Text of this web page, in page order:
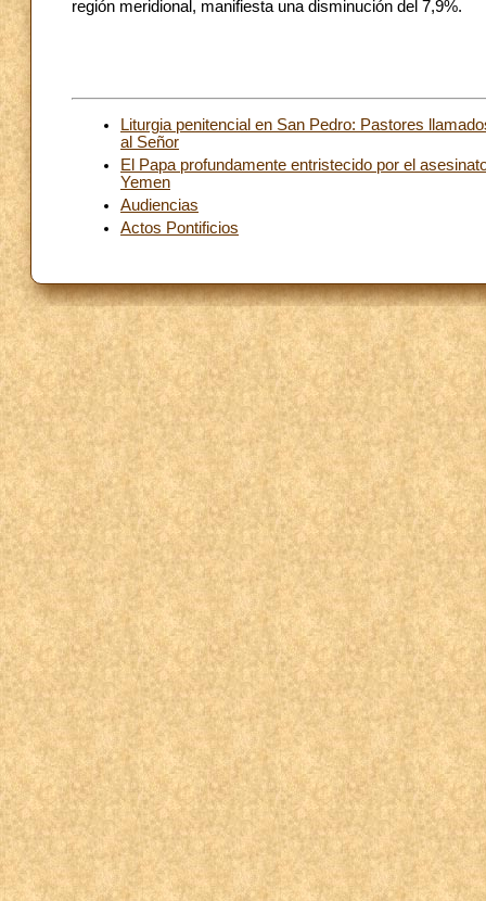
región meridional, manifiesta una disminución del 7,9%.
Liturgia penitencial en San Pedro: Pastores
al Señor
El Papa profundamente entristecido por el
Yemen
Audiencias
Actos Pontificios